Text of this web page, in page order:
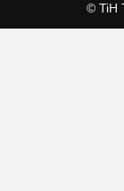
© TiH